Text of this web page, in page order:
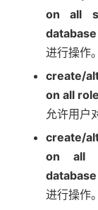
on all
database
进行操作。
create/
on all
允许用户
create/
on all
database
进行操作。